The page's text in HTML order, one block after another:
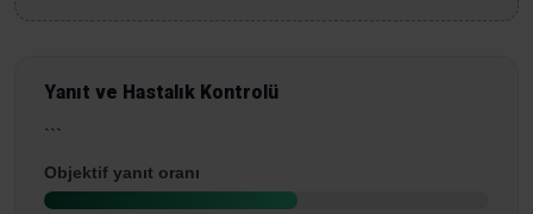
Yanıt ve Hastalık Kontrolü
```
Objektif yanıt oranı